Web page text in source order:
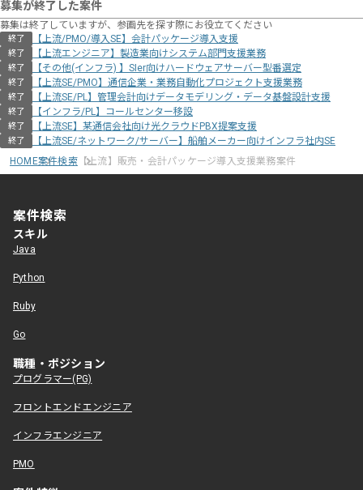
募集が終了した案件
募集は終了していますが、参画先を探す際にお役立てください
終了 【上流/PMO/導入SE】会計パッケージ導入支援
終了 【上流エンジニア】製造業向けシステム部門支援業務
終了 【その他(インフラ) 】SIer向けハードウェアサーバー型番選定
終了 【上流SE/PMO】通信企業・業務自動化プロジェクト支援業務
終了 【上流SE/PL】管理会計向けデータモデリング・データ基盤設計支援
終了 【インフラ/PL】コールセンター移設
終了 【上流SE】某通信会社向け光クラウドPBX提案支援
終了
【上流SE/ネットワーク/サーバー】船舶メーカー向けインフラ社内SE
HOME案件検索【上流】販売・会計パッケージ導入支援業務案件
案件検索
スキル
Java
Python
Ruby
Go
職種・ポジション
プログラマー(PG)
フロントエンドエンジニア
インフラエンジニア
PMO